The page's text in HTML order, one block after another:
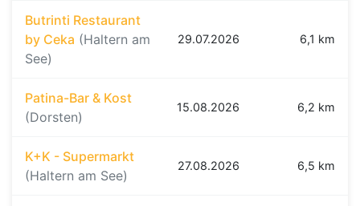
Butrinti Restaurant
by Ceka (Haltern am
See)
29.07.2026 6,1 km
Patina-Bar & Kost
(Dorsten)
15.08.2026 6,2 km
K+K - Supermarkt
(Haltern am See)
27.08.2026 6,5 km